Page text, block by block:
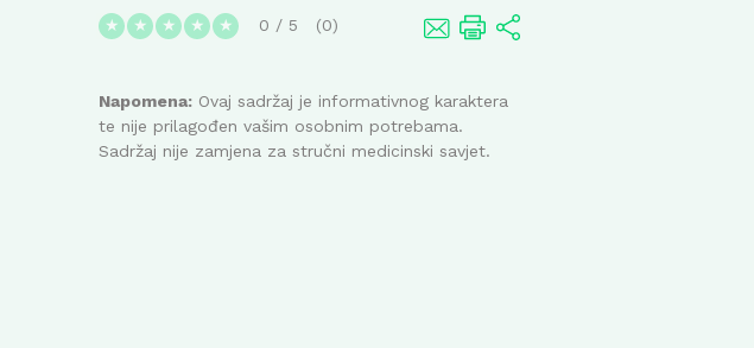
★ ★ ★ ★ ★ 0 / 5 0
Napomena: Ovaj sadržaj je informativnog karaktera
te nije prilagođen vašim osobnim potrebama.
Sadržaj nije zamjena za stručni medicinski savjet.